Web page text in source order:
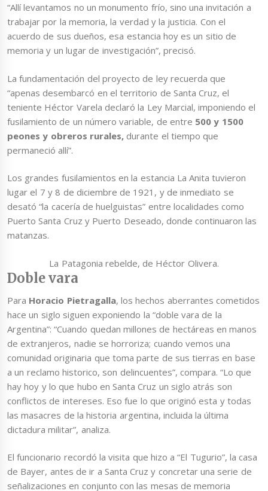
“Allí levantamos no un monumento frío, sino una invitación a
trabajar por la memoria, la verdad y la justicia. Con el
acuerdo de sus dueños, esa estancia hoy es un sitio de
memoria y un lugar de investigación”, precisó.
La fundamentación del proyecto de ley recuerda que
“apenas desembarcó en el territorio de Santa Cruz, el
teniente Héctor Varela declaró la Ley Marcial, imponiendo el
fusilamiento de un número variable, de entre 500 y 1500
peones y obreros rurales,durante el tiempo que
permaneció allí”.
Los grandes fusilamientos en la estancia La Anita tuvieron
lugar el 7 y 8 de diciembre de 1921, y de inmediato se
desató “la cacería de huelguistas” entre localidades como
Puerto Santa Cruz y Puerto Deseado, donde continuaron las
matanzas.
La Patagonia rebelde, de Héctor Olivera.
Doble vara
Para Horacio Pietragalla, los hechos aberrantes cometidos
hace un siglo siguen exponiendo la “doble vara de la
Argentina”: “Cuando quedan millones de hectáreas en manos
de extranjeros, nadie se horroriza; cuando vemos una
comunidad originaria que toma parte de sus tierras en base
a un reclamo historico, son delincuentes”, compara. “Lo que
hay hoy y lo que hubo en Santa Cruz un siglo atrás son
conflictos de intereses. Eso fue lo que originó esta y todas
las masacres de la historia argentina, incluida la última
dictadura militar”, analiza.
El funcionario recordó la visita que hizo a “El Tugurio”, la casa
de Bayer, antes de ir a Santa Cruz y concretar una serie de
señalizaciones en conjunto con las mesas de memoria